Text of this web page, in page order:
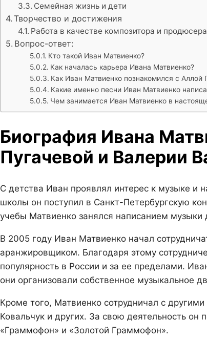
Семейная жизнь и дети
Творчество и достижения
Работа в качестве композитора и продюсера
Вопрос-ответ:
Кто такой Иван Матвиенко?
Как началась карьера Ивана Матвиенко?
Как Иван Матвиенко познакомился с Аллой
Какие именно песни Иван Матвиенко
Чем занимается Иван Матвиенко в
Биография Ивана
Пугачевой и Валерии
С детства Иван проявлял интерес к музыке и
школы он поступил в Санкт-Петербургскую
учебы Матвиенко занялся написанием
В 2005 году Иван Матвиенко начал
аранжировщиком. Благодаря этому
популярность в России и за ее пределами.
они организовали собственное музыкальное
Кроме того, Матвиенко сотрудничал с
Ковальчук и других. За свою деятельность
«Граммофон» и «Золотой Граммофон».